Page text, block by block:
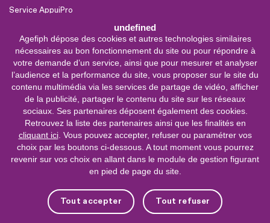
undefined
Agefiph dépose des cookies et autres technologies similaires
nécessaires au bon fonctionnement du site ou pour répondre à
votre demande d’un service, ainsi que pour mesurer et analyser
l’audience et la performance du site, vous proposer sur le site du
contenu multimédia via les services de partage de vidéo, afficher
de la publicité, partager le contenu du site sur les réseaux
sociaux. Ses partenaires déposent également des cookies.
Retrouvez la liste des partenaires ainsi que les finalités en
cliquant ici. Vous pouvez accepter, refuser ou paramétrer vos
choix par les boutons ci-dessous. A tout moment vous pourrez
revenir sur vos choix en allant dans le module de gestion figurant
en pied de page du site.
Tout accepter Tout refuser
Service AppuiPro
Nous suivre
Youtube
Linkedin
Facebook
0 800 11 10 09
Service &
appel gratuits
Nous contacter
Plateforme de mise en contact LSF